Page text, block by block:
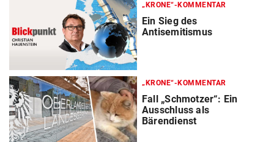
„KRONE“-KOMMENTAR
Ein Sieg des
Antisemitismus
„KRONE“-KOMMENTAR
Fall „Schmotzer“: Ein
Ausschluss als
Bärendienst